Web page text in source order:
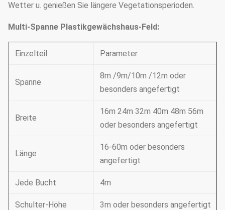
Wetter u. genießen Sie längere Vegetationsperioden.
Multi-Spanne Plastikgewächshaus-Feld:
Einzelteil Parameter
Spanne
8m /9m/10m /12m oder
besonders angefertigt
Breite
16m 24m 32m 40m 48m 56m
oder besonders angefertigt
Länge
16-60m oder besonders
angefertigt
Jede Bucht 4m
Schulter-Höhe 3m oder besonders angefertigt